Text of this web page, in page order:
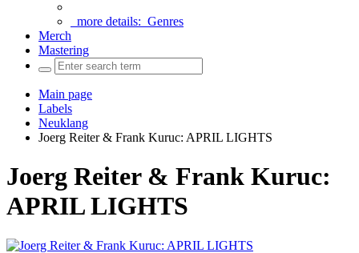
more details: Genres
Merch
Mastering
Main page
Labels
Neuklang
Joerg Reiter & Frank Kuruc: APRIL LIGHTS
Joerg Reiter & Frank Kuruc:
APRIL LIGHTS